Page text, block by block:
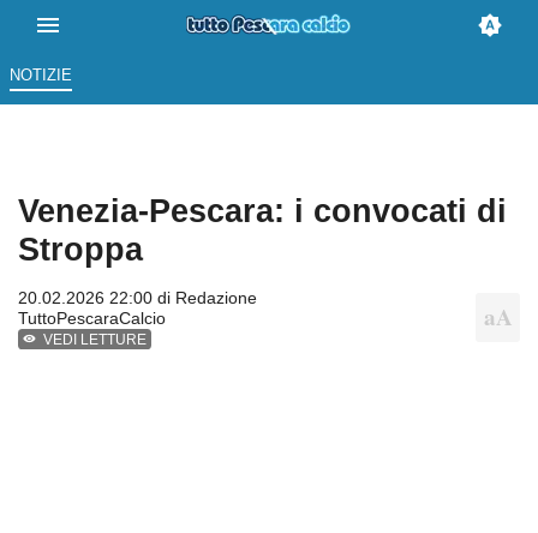
NOTIZIE
Venezia-Pescara: i convocati di
Stroppa
20.02.2026 22:00 di Redazione
TuttoPescaraCalcio
VEDI LETTURE